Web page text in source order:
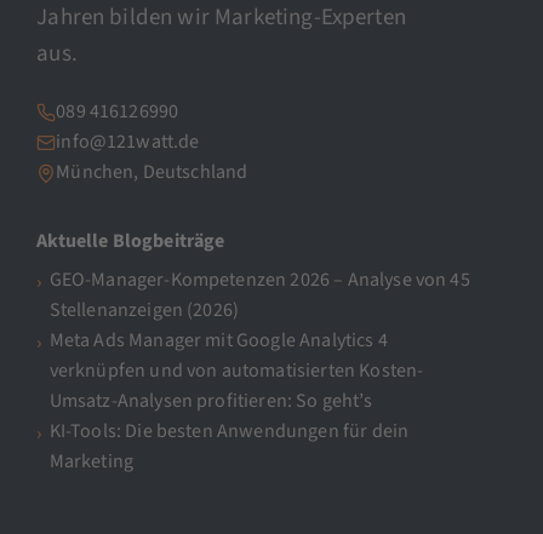
Jahren bilden wir Marketing-Experten
aus.
089 416126990
info@121watt.de
München, Deutschland
Aktuelle Blogbeiträge
GEO-Manager-Kompetenzen 2026 – Analyse von 45
Stellenanzeigen (2026)
Meta Ads Manager mit Google Analytics 4
verknüpfen und von automatisierten Kosten-
Umsatz-Analysen profitieren: So geht’s
KI-Tools: Die besten Anwendungen für dein
Marketing